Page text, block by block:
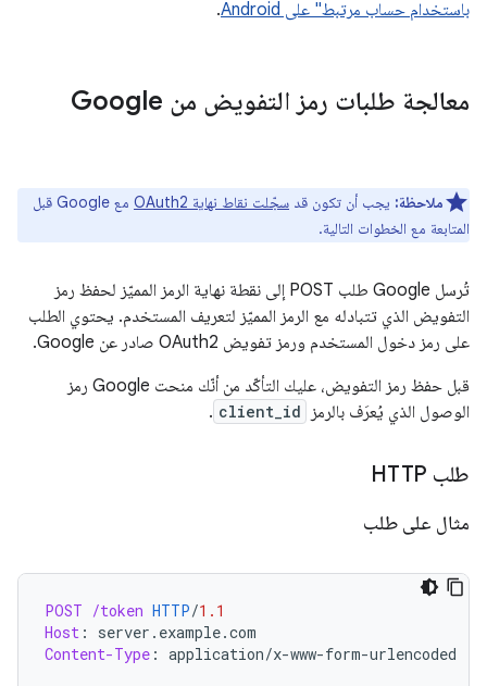
باستخدام حساب مرتبط" على Android .
معالجة طلبات رمز التفويض من Google
ملاحظة: يجب أن تكون قد سجّلت نقاط نهاية OAuth2
مع Google قبل
المتابعة مع الخطوات التالية.
تُرسل Google طلب POST إلى نقطة نهاية الرمز المميّز لحفظ رمز
التفويض الذي تتبادله مع الرمز المميّز لتعريف المستخدم. يحتوي الطلب
على رمز دخول المستخدم ورمز تفويض OAuth2 صادر عن Google.
قبل حفظ رمز التفويض، عليك التأكّد من أنّك منحت Google رمز
الوصول الذي يُعرَف بالرمز
client_id
.
طلب HTTP
مثال على طلب
POST /token HTTP/1.1
Host :
server.example.com
Content-Type : application/x-www-form-urlencoded